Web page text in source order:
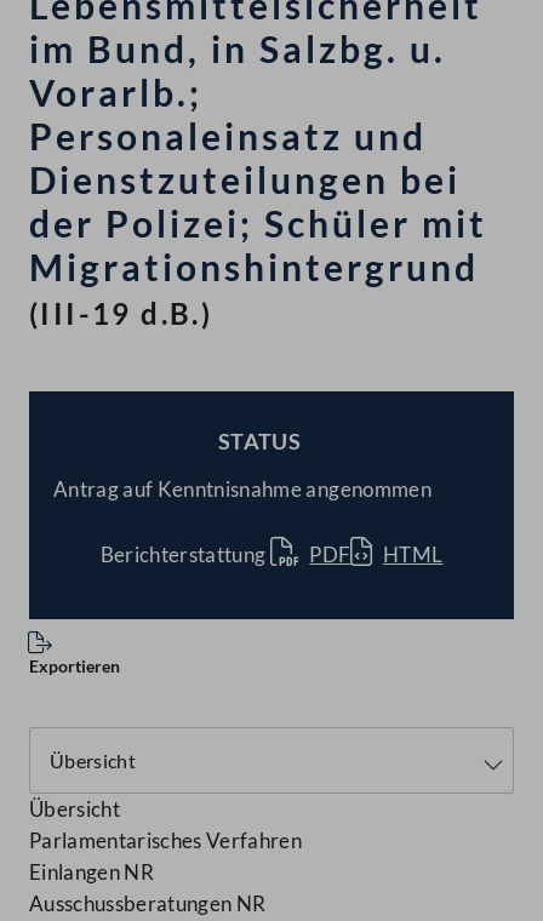
im Bund, in Salzbg. u.
Vorarlb.;
Personaleinsatz und
Dienstzuteilungen bei
der Polizei; Schüler mit
Migrationshintergrund
(III-19 d.B.)
STATUS
Antrag auf Kenntnisnahme angenommen
Berichterstattung PDF HTML
Exportieren
Übersicht
Parlamentarisches Verfahren
Einlangen NR
Ausschussberatungen NR